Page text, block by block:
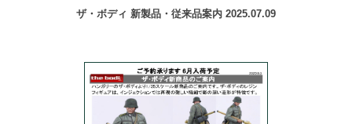
ザ・ボディ 新製品・従来品案内 2025.07.09